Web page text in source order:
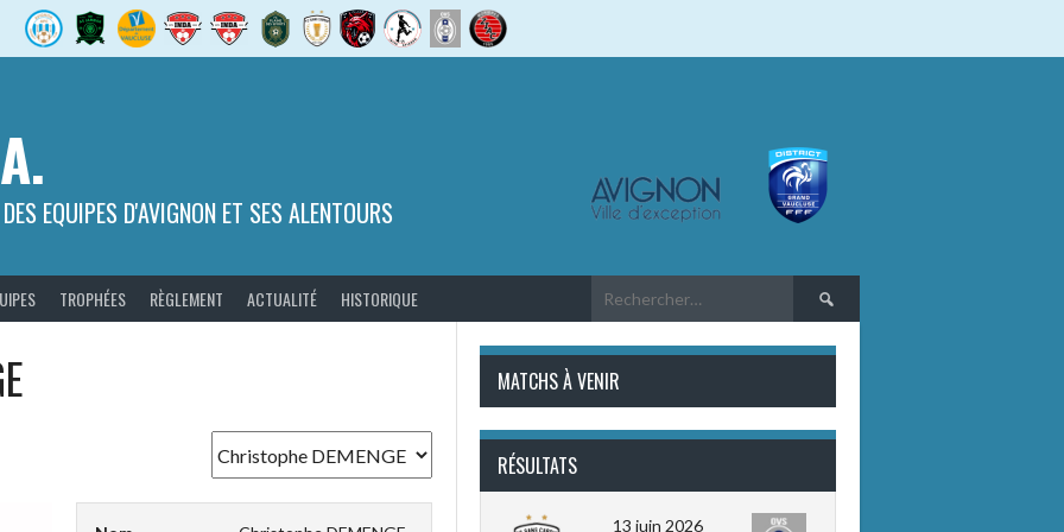
EQUIPES D'AVIGNON ET SES ALENTOURS
TROPHÉES RÈGLEMENT ACTUALITÉ HISTORIQUE Rechercher :
MATCHS À VENIR
RÉSULTATS
13 juin 2026